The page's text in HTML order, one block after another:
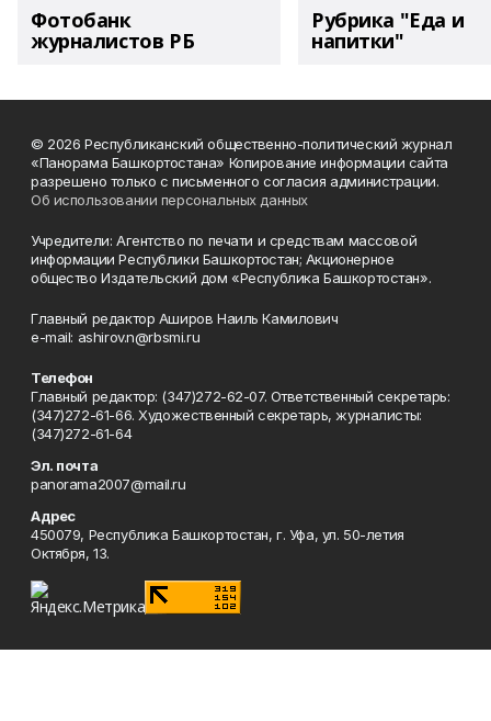
Фотобанк
журналистов РБ
Рубрика "Еда и
напитки"
© 2026 Республиканский общественно-политический журнал
«Панорама Башкортостана» Копирование информации сайта
разрешено только с письменного согласия администрации.
Об использовании персональных данных
Учредители: Агентство по печати и средствам массовой
информации Республики Башкортостан; Акционерное
общество Издательский дом «Республика Башкортостан».
Главный редактор Аширов Наиль Камилович
e-mail: ashirov.n@rbsmi.ru
Телефон
Главный редактор: (347)272-62-07. Ответственный секретарь:
(347)272-61-66. Художественный секретарь, журналисты:
(347)272-61-64
Эл. почта
panorama2007@mail.ru
Адрес
450079, Республика Башкортостан, г. Уфа, ул. 50-летия
Октября, 13.